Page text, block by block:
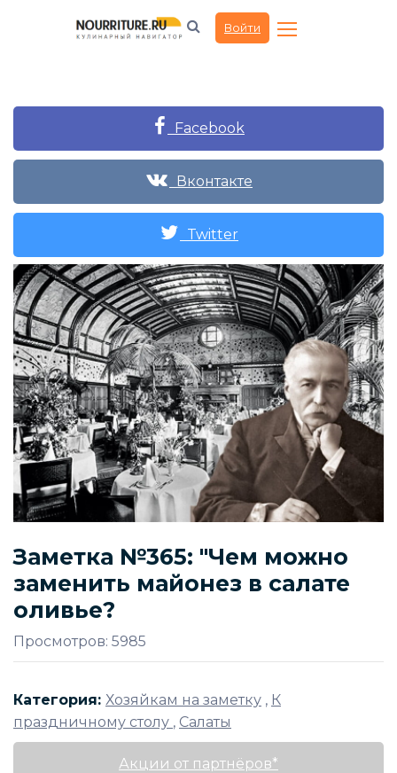
Войти
Facebook
Вконтакте
Twitter
Заметка №365: "Чем можно
заменить майонез в салате
оливье?
Просмотров: 5985
Категория: Хозяйкам на заметку , К
праздничному столу , Салаты
Акции от партнёров*